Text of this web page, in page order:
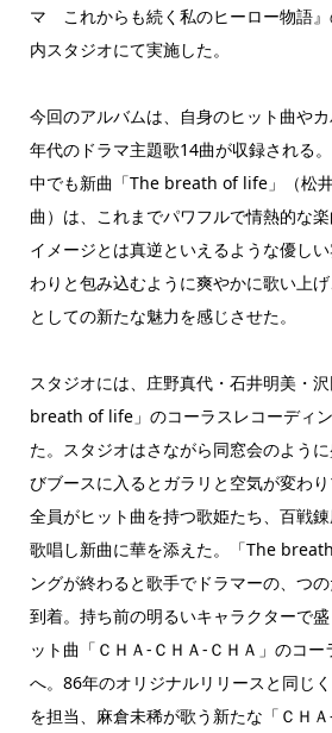
マ これからも続く私のヒーロー物語
内スタジオにて実施した。
今回のアルバムは、自身のヒット曲や
年代のドラマ主題歌14曲が収録される。
中でも新曲「The breath of life」（松
曲）は、これまでパワフルで情熱的な
イメージとは真逆といえるような優し
わりと包み込むように爽やかに歌い上
としての新たな魅力を感じさせた。
スタジオには、庄野真代・石井明美・
breath of life」のコーラスレコーディ
た。スタジオはさながら同窓会のよう
びブースに入るとガラリと空気が変わ
全員がヒット曲を持つ歌姫たち、百戦
歌唱し新曲に華を添えた。「The
ングが終わると歌手でドラマーの、つ
到着。持ち前の明るいキャラクターで
ット曲「ＣＨＡ-ＣＨＡ-ＣＨＡ」のコ
へ。86年のオリジナルリリースと同じ
を担当、麻倉未稀が歌う新たな「ＣＨ